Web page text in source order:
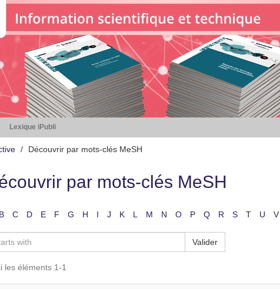
Lexique iPubli
Découvrir par mots-clés MeSH
par mots-clés MeSH
B C D E F G H I J K L M N O P Q R S T U V
Valider
les éléments 1-1